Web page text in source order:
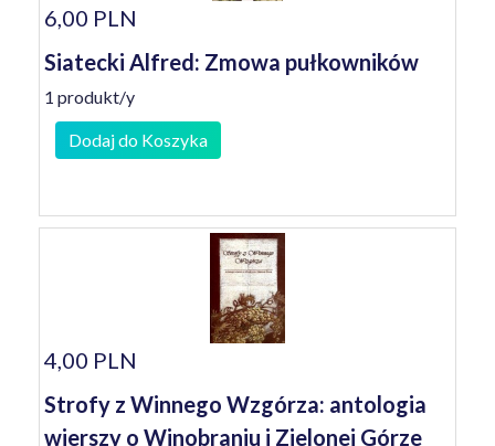
6,00 PLN
Siatecki Alfred: Zmowa pułkowników
1 produkt/y
Dodaj do Koszyka
4,00 PLN
Strofy z Winnego Wzgórza: antologia
wierszy o Winobraniu i Zielonej Górze